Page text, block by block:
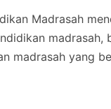
Madrasah
madrasah yang